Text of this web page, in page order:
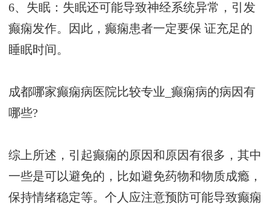
6、失眠：失眠还可能导致神经系统异常，引发
癫痫发作。因此，癫痫患者一定要保 证充足的
睡眠时间。
成都哪家癫痫病医院比较专业_癫痫病的病因有
哪些?
综上所述，引起癫痫的原因和原因有很多，其中
一些是可以避免的，比如避免药物和物质成瘾，
保持情绪稳定等。个人应注意预防可能导致癫痫